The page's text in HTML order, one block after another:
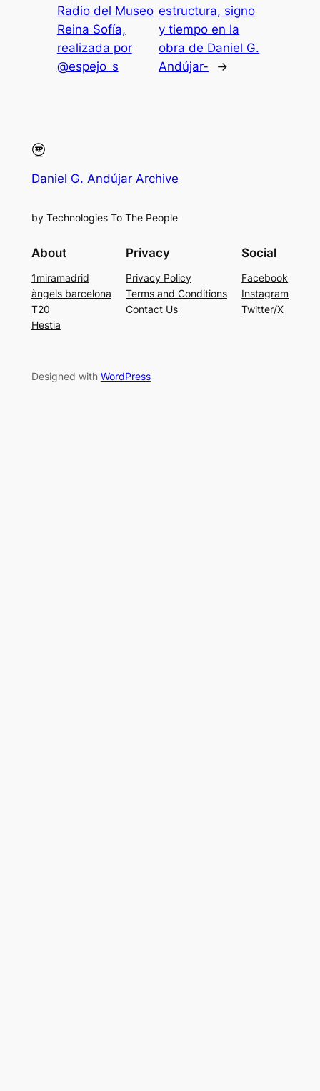
Radio del Museo
Reina Sofía,
realizada por
@espejo_s
estructura, signo
y tiempo en la
obra de Daniel G.
Andújar-
→
Daniel G. Andújar Archive
by Technologies To The People
About
1miramadrid
àngels barcelona
T20
Hestia
Privacy
Privacy Policy
Terms and Conditions
Contact Us
Social
Facebook
Instagram
Twitter/X
Designed with WordPress